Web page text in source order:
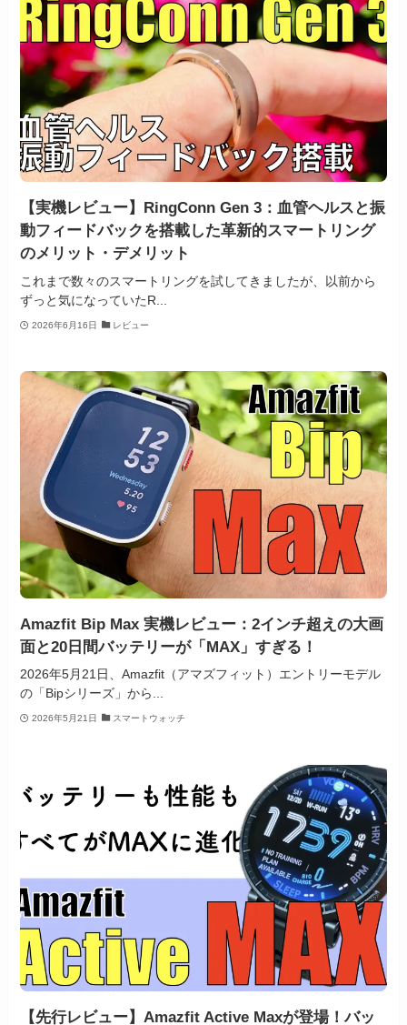
【実機レビュー】RingConn Gen 3：血管ヘルスと振
動フィードバックを搭載した革新的スマートリング
のメリット・デメリット
これまで数々のスマートリングを試してきましたが、以前から
ずっと気になっていたR...
2026年6月16日 レビュー
Amazfit Bip Max 実機レビュー：2インチ超えの大画
面と20日間バッテリーが「MAX」すぎる！
2026年5月21日、Amazfit（アマズフィット）エントリーモデル
の「Bipシリーズ」から...
2026年5月21日 スマートウォッチ
【先行レビュー】Amazfit Active Maxが登場！バッ